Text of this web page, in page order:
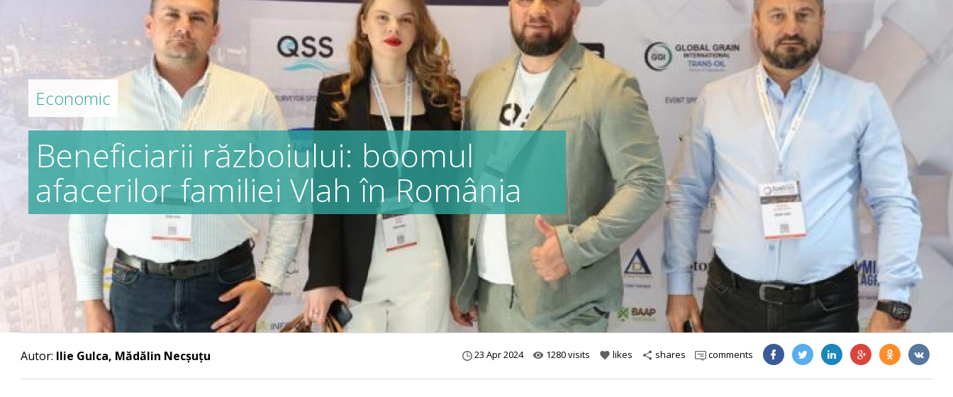
Economic
Beneficiarii războiului: boomul
afacerilor familiei Vlah în România
Autor: Ilie Gulca, Mădălin Necșuțu 23 Apr 2024 remove_red_eye 1280 visits favorite likes share shares comments